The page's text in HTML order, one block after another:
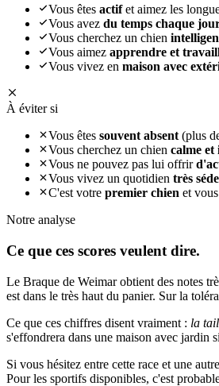
Vous êtes actifet aimez les
Vous avez du temps chaque
Vous cherchez un chien
Vous aimez apprendre et
Vous vivez en maison avec
À éviter si
Vous êtes souvent absent(plus
Vous cherchez un chien calme et
Vous ne pouvez pas lui offrir
Vous vivez un quotidien très
C'est votre premier chien et
Notre analyse
Ce que ces scores veulent dire.
Le Braque de Weimar obtient des notes
est dans le très haut du panier. Sur la
Ce que ces chiffres disent vraiment : la
s'effondrera dans une maison avec jardin
Si vous hésitez entre cette race et une
Pour les sportifs disponibles, c'est